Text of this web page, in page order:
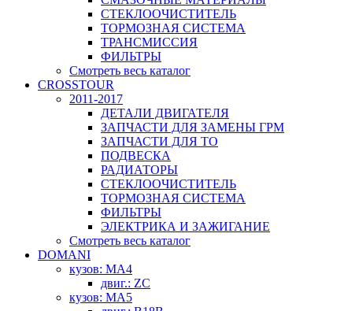
СТЕКЛООЧИСТИТЕЛЬ
ТОРМОЗНАЯ СИСТЕМА
ТРАНСМИССИЯ
ФИЛЬТРЫ
Смотреть весь каталог
CROSSTOUR
2011-2017
ДЕТАЛИ ДВИГАТЕЛЯ
ЗАПЧАСТИ ДЛЯ ЗАМЕНЫ ГРМ
ЗАПЧАСТИ ДЛЯ ТО
ПОДВЕСКА
РАДИАТОРЫ
СТЕКЛООЧИСТИТЕЛЬ
ТОРМОЗНАЯ СИСТЕМА
ФИЛЬТРЫ
ЭЛЕКТРИКА И ЗАЖИГАНИЕ
Смотреть весь каталог
DOMANI
кузов: MA4
двиг.: ZC
кузов: MA5